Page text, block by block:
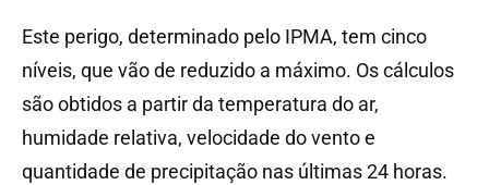
Este perigo, determinado pelo IPMA, tem cinco
níveis, que vão de reduzido a máximo. Os cálculos
são obtidos a partir da temperatura do ar,
humidade relativa, velocidade do vento e
quantidade de precipitação nas últimas 24 horas.